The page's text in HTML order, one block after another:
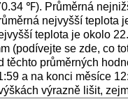
℉). Průměrná
nejvyšší teplota
teplota je okolo
(podívejte se zde, co
těchto průměrných
a na konci měsíce
výrazně lišit,